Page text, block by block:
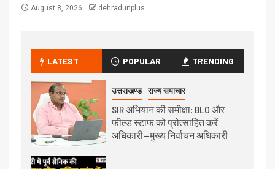
August 8, 2026 dehradunplus
LATEST POPULAR TRENDING
उत्तराखण्ड राज्य समाचार
SIR अभियान की समीक्षा: BLO और
फील्ड स्टाफ को प्रोत्साहित करें
अधिकारी—मुख्य निर्वाचन अधिकारी